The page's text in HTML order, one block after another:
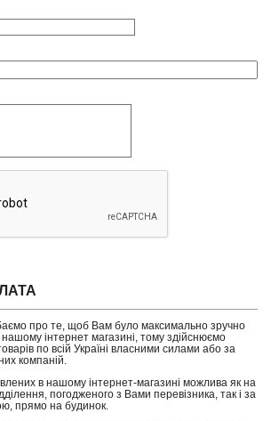
про те, щоб Вам було максимально зручно
інтернет магазині, тому здійснюємо
по всій Україні власними силами або за
компаній.
в нашому інтернет-магазині можлива як на
погодженого з Вами перевізника, так і за
прямо на будинок.